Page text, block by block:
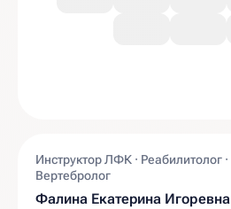
Инструктор ЛФК · Реабилитолог ·
Вертебролог
Фалина Екатерина Игоревна